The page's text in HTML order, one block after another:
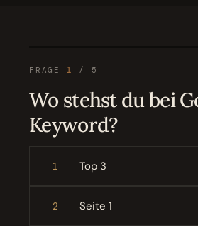
FRAGE 1 / 5
Wo stehst du bei
Keyword?
1 Top 3
2 Seite 1